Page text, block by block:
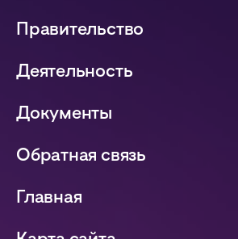
Правительство
Деятельность
Документы
Обратная связь
Главная